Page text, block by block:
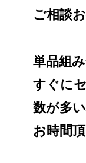
ご相談
単品組
すぐに
数が多
お時間